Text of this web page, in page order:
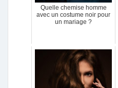
Quelle chemise homme
avec un costume noir pour
un mariage ?